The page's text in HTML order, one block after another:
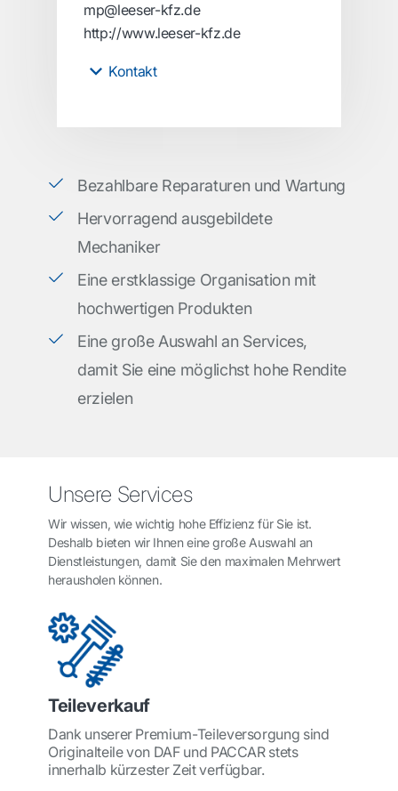
mp@leeser-kfz.de
http://www.leeser-kfz.de
Kontakt
Bezahlbare Reparaturen und Wartung
Hervorragend ausgebildete
Mechaniker
Eine erstklassige Organisation mit
hochwertigen Produkten
Eine große Auswahl an Services,
damit Sie eine möglichst hohe Rendite
erzielen
Unsere Services
Wir wissen, wie wichtig hohe Effizienz für Sie ist.
Deshalb bieten wir Ihnen eine große Auswahl an
Dienstleistungen, damit Sie den maximalen Mehrwert
herausholen können.
Teileverkauf
Dank unserer Premium-Teileversorgung sind
Originalteile von DAF und PACCAR stets
innerhalb kürzester Zeit verfügbar.